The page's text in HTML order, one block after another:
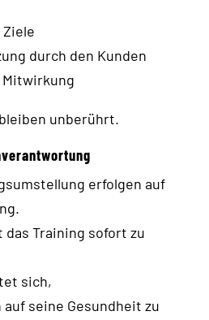
durch den Kunden
unberührt.
erfolgen auf
Training sofort zu
sich,
seine Gesundheit zu